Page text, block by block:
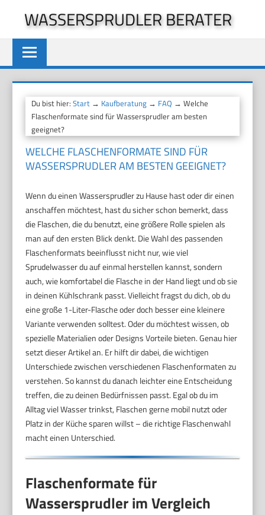
springen
WASSERSPRUDLER BERATER
Du bist hier:Start → Kaufberatung → FAQ → Welche
Flaschenformate sind für Wassersprudler am besten
geeignet?
WELCHE FLASCHENFORMATE SIND FÜR
WASSERSPRUDLER AM BESTEN GEEIGNET?
Wenn du einen Wassersprudler zu Hause hast oder dir einen
anschaffen möchtest, hast du sicher schon bemerkt, dass
die Flaschen, die du benutzt, eine größere Rolle spielen als
man auf den ersten Blick denkt. Die Wahl des passenden
Flaschenformats beeinflusst nicht nur, wie viel
Sprudelwasser du auf einmal herstellen kannst, sondern
auch, wie komfortabel die Flasche in der Hand liegt und ob sie
in deinen Kühlschrank passt. Vielleicht fragst du dich, ob du
eine große 1-Liter-Flasche oder doch besser eine kleinere
Variante verwenden solltest. Oder du möchtest wissen, ob
spezielle Materialien oder Designs Vorteile bieten. Genau hier
setzt dieser Artikel an. Er hilft dir dabei, die wichtigen
Unterschiede zwischen verschiedenen Flaschenformaten zu
verstehen. So kannst du danach leichter eine Entscheidung
treffen, die zu deinen Bedürfnissen passt. Egal ob du im
Alltag viel Wasser trinkst, Flaschen gerne mobil nutzt oder
Platz in der Küche sparen willst – die richtige Flaschenwahl
macht einen Unterschied.
Flaschenformate für
Wassersprudler im Vergleich